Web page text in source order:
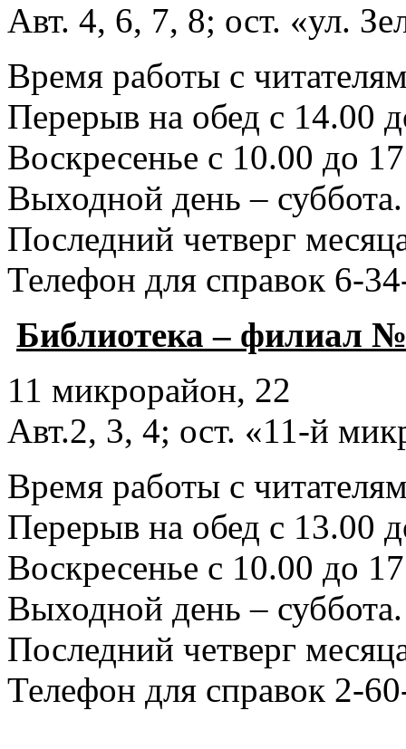
Авт. 4, 6, 7, 8; ост. «ул.
Время работы с
Перерыв на обед с 14.00
Воскресенье с 10.00 до
Выходной день – суббота.
Последний четверг
Телефон для справок 6-
Библиотека – филиал
11 микрорайон, 22
Авт.2, 3, 4; ост. «11-й
Время работы с
Перерыв на обед с 13.00
Воскресенье с 10.00 до
Выходной день – суббота.
Последний четверг
Телефон для справок 2-